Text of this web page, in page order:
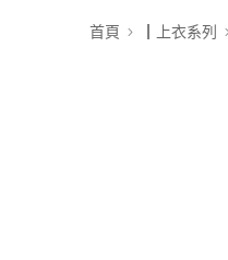
首頁 ┃上衣系列